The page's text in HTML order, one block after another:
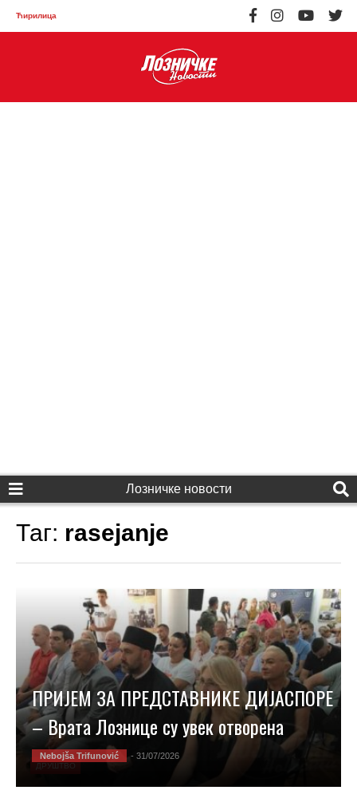
Ћирилица
Лозничке новости
Таг: rasejanje
ДРУШТВО
ПРИЈЕМ ЗА ПРЕДСТАВНИКЕ ДИЈАСПОРЕ
– Врата Лознице су увек отворена
Nebojša Trifunović - 31/07/2026